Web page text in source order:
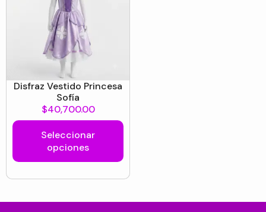
Disfraz Vestido Princesa
Sofía
$40,700.00
Seleccionar
opciones